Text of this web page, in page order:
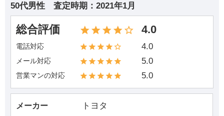
50代男性 査定時期： 2021年1月
総合評価 4.0
電話対応 4.0
メール対応 5.0
営業マンの対応 5.0
メーカー トヨタ